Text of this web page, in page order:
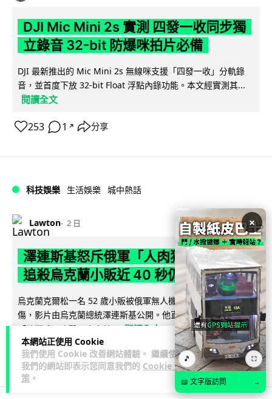
本網站正使用 Cookie
我們使用 Cookie 改善網站體驗。 繼續使用
我們的網站即表示您同意我們的 Cookie 政
策 。
DJI Mic Mini 2s 實測 四發一收同步獨
立錄音 32-bit 防爆咪拍片必備
DJI 最新推出的 Mic Mini 2s 無線咪支援「四發一收」分軌錄
音，並首度下放 32-bit Float 浮點內錄功能。本文經實測其...
閱讀全文
253 1 ↗ 分享
科技娛樂 生活娛樂 城中熱話
Lawton 2 日
澤連斯基怒斥俄軍「人肉狩獵」 無人機
追殺烏克蘭小販近 40 秒仍被炸傷
烏克蘭克爾松一名 52 歲小販被俄軍無人機追擊近 40 秒後被炸
傷，影片由烏克蘭總統澤連斯基公開。他直斥俄軍對平民進行
「狩獵式」攻擊，烏克蘭... 閱讀全文
136 41 ↗ 分享
×
🎵 ⛶
📖 文字版訪問 →